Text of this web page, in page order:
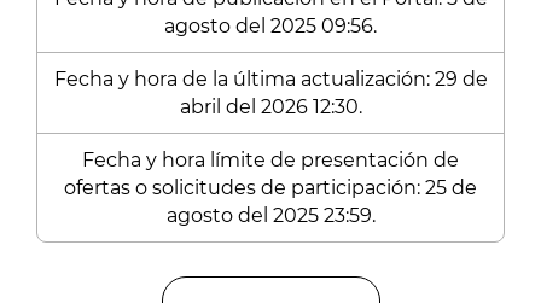
agosto del 2025 09:56.
Fecha y hora de la última actualización: 29 de
abril del 2026 12:30.
Fecha y hora límite de presentación de
ofertas o solicitudes de participación: 25 de
agosto del 2025 23:59.